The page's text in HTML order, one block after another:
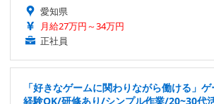
愛知県
月給27万円～34万円
正社員
「好きなゲームに関わりながら働ける」
経験OK/研修あり/シンプル作業/20~30代